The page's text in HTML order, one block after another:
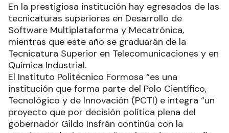
En la prestigiosa institución hay egresados de las
tecnicaturas superiores en Desarrollo de
Software Multiplataforma y Mecatrónica,
mientras que este año se graduarán de la
Tecnicatura Superior en Telecomunicaciones y en
Química Industrial.
El Instituto Politécnico Formosa “es una
institución que forma parte del Polo Científico,
Tecnológico y de Innovación (PCTI) e integra “un
proyecto que por decisión política plena del
gobernador Gildo Insfrán continúa con la